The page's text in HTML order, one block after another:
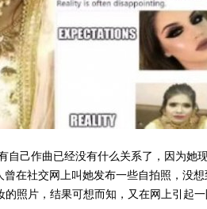
自己作曲已经没有什么关系了，因为她
在社交网上叫她发布一些自拍照，没想
照片，结果可想而知，又在网上引起一